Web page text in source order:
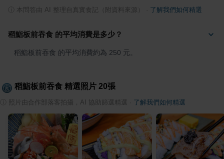
本問答由 AI 整理自真實食記（附資料來源） 了解我們如何精選
稻鮨板前吞食 的平均消費是多少？
稻鮨板前吞食 的平均消費約為 250 元。
稻鮨板前吞食 精選照片 20張
照片由合作部落客拍攝，AI 協助篩選精選 了解我們如何精選